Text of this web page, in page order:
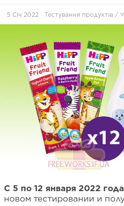
5 Січ 2022 Тестування продуктів /
С 5 по 12 января 2022 года
новом тестировании и